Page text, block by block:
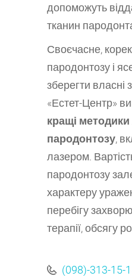
допоможуть
тканин
Своєчасне,
пародонтозу і
зберегти власні
«Естет-Центр»
кращі методики
пародонтозу,
лазером.
пародонтозу
характеру
перебігу
терапії, обсягу
(098)-313-15-